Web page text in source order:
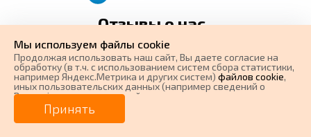
0 ₽
от0₽/мес. Плати частями
Отзывы о нас
Яндекс Карты
Google Maps
Мы используем файлы cookie
Продолжая использовать наш cайт, Вы даете согласие на
обработку (в т.ч. с использованием систем сбора статистики,
например Яндекс.Метрика и других систем) файлов cookie,
иных пользовательских данных (например сведений о
Вашем ip-адресе, сведений о местоположении, типе
устройства, времени посещения страницы, сведений о
ресурсах сети Интернет, с которых были совершены
переходы на наш сайт, сведения о Ваших действиях на сайте
Принять